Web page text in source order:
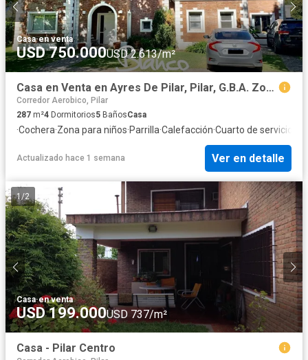
Casa·en venta
USD 750.000USD 2.613/m²
Casa en Venta en Ayres De Pilar, Pilar, G.B.A. Zona Norte, Argentina
Corredor Aerobico, Pilar
287 m²4 Dormitorios5 BañosCasa
·Cochera·Zona para niños·Parrilla·Calefacción·Cuarto de servicio
Actualizado hace 1 semana Ver en detalle
1/2
Casa·en venta
USD 199.000USD 737/m²
Casa - Pilar Centro